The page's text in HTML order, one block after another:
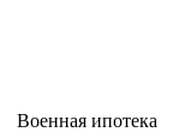
Военная ипотека